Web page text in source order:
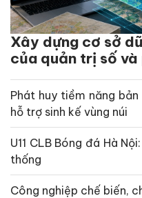
Xây dựng cơ sở
của quản trị số
Phát huy tiềm năng
hỗ trợ sinh kế vùng núi
U11 CLB Bóng đá Hà
thống
Công nghiệp chế biến,